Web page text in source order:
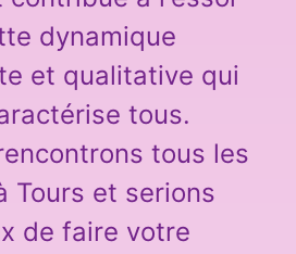
dynamique
et qualitative qui
tous.
tous les
Tours et serions
de faire votre